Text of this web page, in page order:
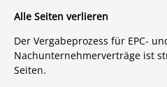
Alle Seiten verlieren
Der Vergabeprozess für EPC-
Nachunternehmerverträge ist
Seiten.